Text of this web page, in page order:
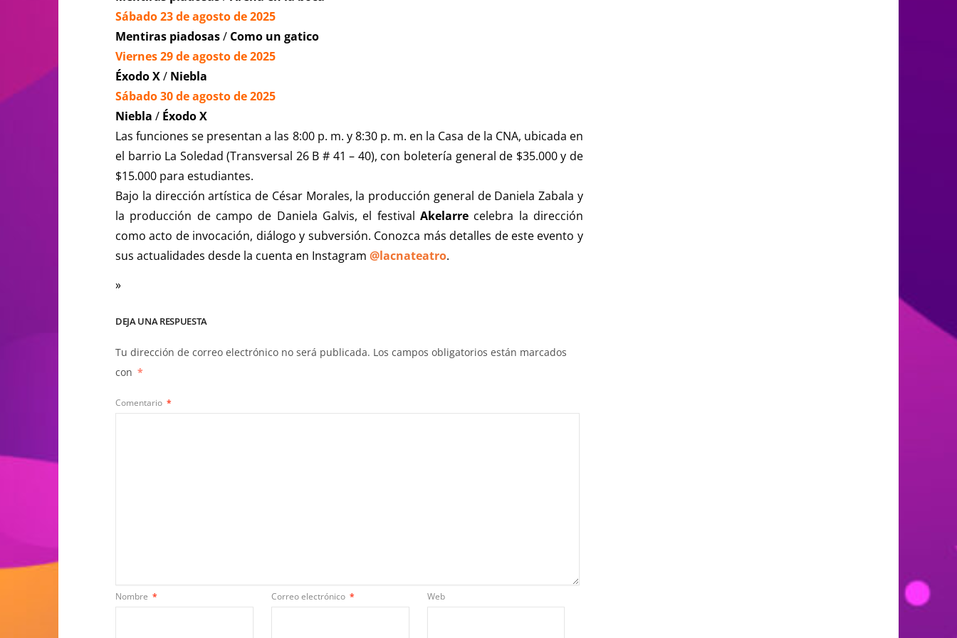
Sábado 23 de agosto de 2025
Mentiras piadosas/ Como un gatico
Viernes 29 de agosto de 2025
Éxodo X/ Niebla
Sábado 30 de agosto de 2025
Niebla / Éxodo X
Las funciones se presentan a las 8:00 p. m. y 8:30 p. m. en la Casa de la CNA, ubicada en
el barrio La Soledad (Transversal 26 B # 41 – 40), con boletería general de $35.000 y de
$15.000 para estudiantes.
Bajo la dirección artística de César Morales, la producción general de Daniela Zabala y
la producción de campo de Daniela Galvis, el festival Akelarrecelebra la dirección
como acto de invocación, diálogo y subversión. Conozca más detalles de este evento y
sus actualidades desde la cuenta en Instagram @lacnateatro.
»
DEJA UNA RESPUESTA
Tu dirección de correo electrónico no será publicada. Los campos obligatorios están marcados
con *
Comentario *
Nombre * Correo electrónico * Web